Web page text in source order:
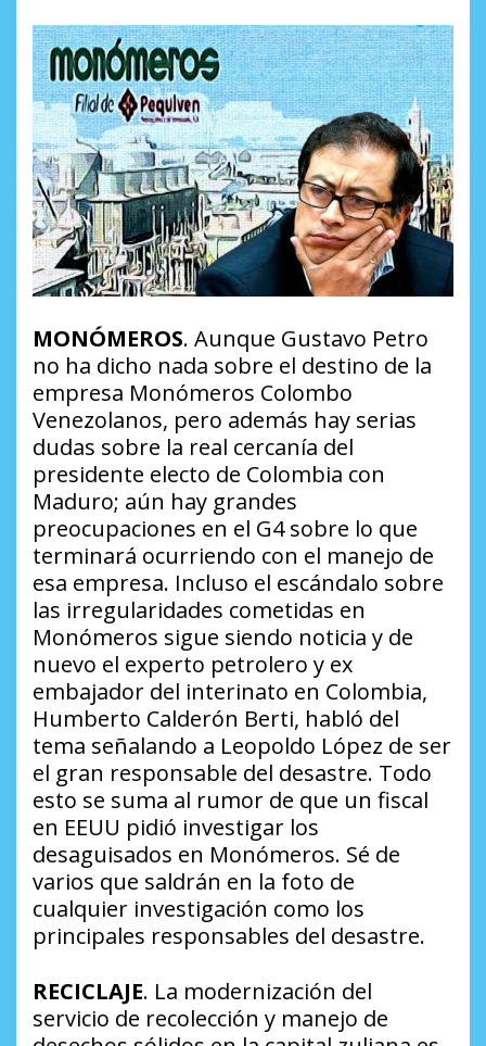
MONÓMEROS. Aunque Gustavo Petro
no ha dicho nada sobre el destino de la
empresa Monómeros Colombo
Venezolanos, pero además hay serias
dudas sobre la real cercanía del
presidente electo de Colombia con
Maduro; aún hay grandes
preocupaciones en el G4 sobre lo que
terminará ocurriendo con el manejo de
esa empresa. Incluso el escándalo sobre
las irregularidades cometidas en
Monómeros sigue siendo noticia y de
nuevo el experto petrolero y ex
embajador del interinato en Colombia,
Humberto Calderón Berti, habló del
tema señalando a Leopoldo López de ser
el gran responsable del desastre. Todo
esto se suma al rumor de que un fiscal
en EEUU pidió investigar los
desaguisados en Monómeros. Sé de
varios que saldrán en la foto de
cualquier investigación como los
principales responsables del desastre.
RECICLAJE. La modernización del
servicio de recolección y manejo de